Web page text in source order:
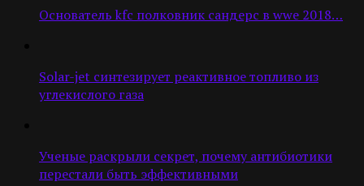
Основатель kfc полковник сандерс в wwe 2018…
Solar-jet синтезирует реактивное топливо из
углекислого газа
Ученые раскрыли секрет, почему антибиотики
перестали быть эффективными